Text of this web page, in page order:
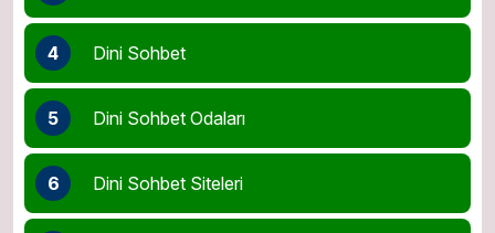
4 Dini Sohbet
5 Dini Sohbet Odaları
6 Dini Sohbet Siteleri